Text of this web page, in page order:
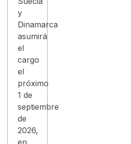
y
Dinamarca
asumirá
el
cargo
el
próximo
1 de
septiembre
de
2026,